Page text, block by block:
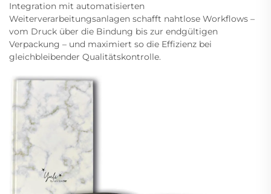
Integration mit automatisierten
Weiterverarbeitungsanlagen schafft nahtlose Workflows –
vom Druck über die Bindung bis zur endgültigen
Verpackung – und maximiert so die Effizienz bei
gleichbleibender Qualitätskontrolle.